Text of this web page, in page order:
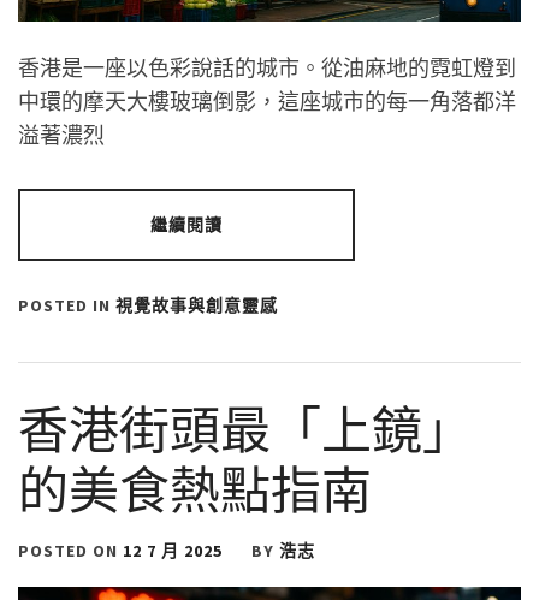
香港是一座以色彩說話的城市。從油麻地的霓虹燈到
中環的摩天大樓玻璃倒影，這座城市的每一角落都洋
溢著濃烈
繼續閱讀
POSTED IN 視覺故事與創意靈感
香港街頭最「上鏡」
的美食熱點指南
POSTED ON 12 7 月 2025 BY 浩志